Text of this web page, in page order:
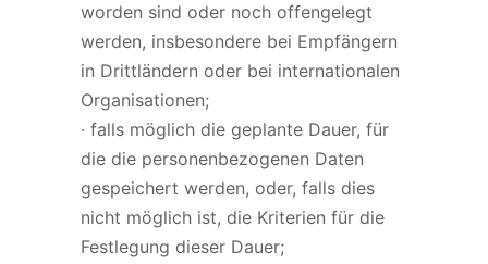
worden sind oder noch offengelegt
werden, insbesondere bei Empfängern
in Drittländern oder bei internationalen
Organisationen;
· falls möglich die geplante Dauer, für
die die personenbezogenen Daten
gespeichert werden, oder, falls dies
nicht möglich ist, die Kriterien für die
Festlegung dieser Dauer;